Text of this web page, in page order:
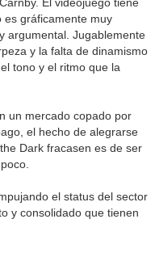
es gráficamente muy
argumental. Jugablemente
y la falta de dinamismo
tono y el ritmo que la
un mercado copado por
el hecho de alegrarse
Dark fracasen es de ser
el status del sector
y consolidado que tienen